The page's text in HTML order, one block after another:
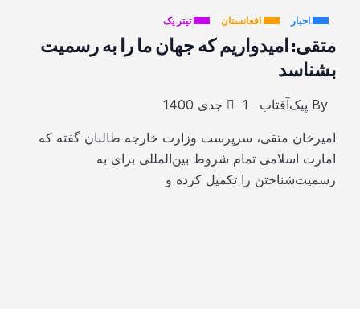
اخبار افغانستان تیتر یک
متقی: امیدواریم که جهان ما را به رسمیت
بشناسد
By پیک‌آفتاب 1 جدی 1400
امیرخان متقی، سرپرست وزارت خارجه طالبان گفته که
امارت اسلامی تمام شروط بین‌المللی برای به
رسمیت‌شناختن را تکمیل کرده و